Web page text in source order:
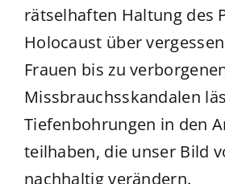
rätselhaften Haltung des
Holocaust über
Frauen bis zu
Missbrauchsskandalen
Tiefenbohrungen in den
teilhaben, die unser Bild
nachhaltig verändern.